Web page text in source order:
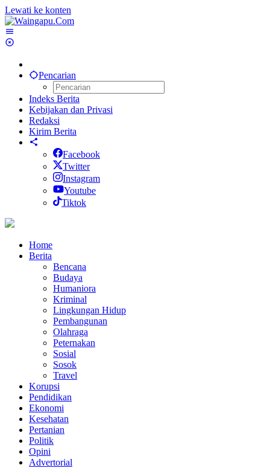
Lewati ke konten
Pencarian
Indeks Berita
Kebijakan dan Privasi
Redaksi
Kirim Berita
Facebook
Twitter
Instagram
Youtube
Tiktok
Home
Berita
Bencana
Budaya
Humaniora
Kriminal
Lingkungan Hidup
Pembangunan
Olahraga
Peternakan
Sosial
Sosok
Travel
Korupsi
Pendidikan
Ekonomi
Kesehatan
Pertanian
Politik
Opini
Advertorial